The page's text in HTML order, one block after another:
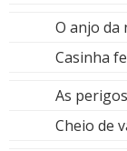
O anjo da
Casinha
As
Cheio de